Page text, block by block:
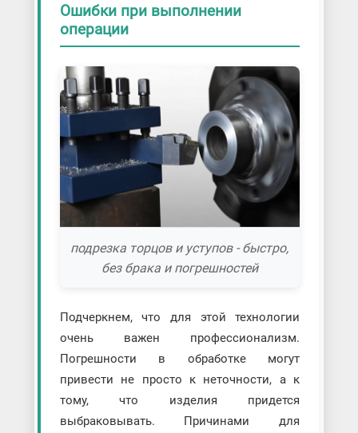
Ошибки при выполнении
операции
подрезка торцов и уступов - быстро,
без брака и погрешностей
Подчеркнем, что для этой технологии
очень важен профессионализм.
Погрешности в обработке могут
привести не просто к неточности, а к
тому, что изделия придется
выбраковывать. Причинами для